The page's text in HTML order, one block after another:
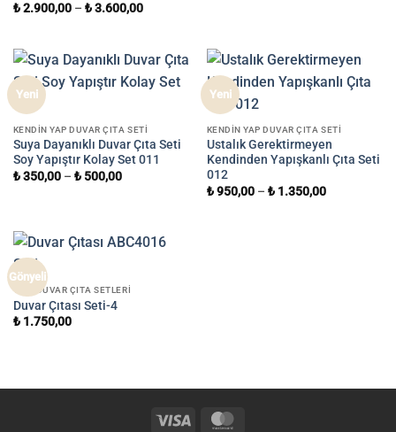
₺2.900,00– ₺3.600,00
Yeni
KENDIN YAP DUVAR ÇITA SETI
Suya Dayanıklı Duvar Çıta Seti
Soy Yapıştır Kolay Set 011
₺350,00– ₺500,00
Yeni
KENDIN YAP DUVAR ÇITA SETI
Ustalık Gerektirmeyen
Kendinden Yapışkanlı Çıta Seti
012
₺950,00– ₺1.350,00
Gönyeli
TAM DUVAR ÇITA SETLERI
Duvar Çıtası Seti-4
₺1.750,00
Visa